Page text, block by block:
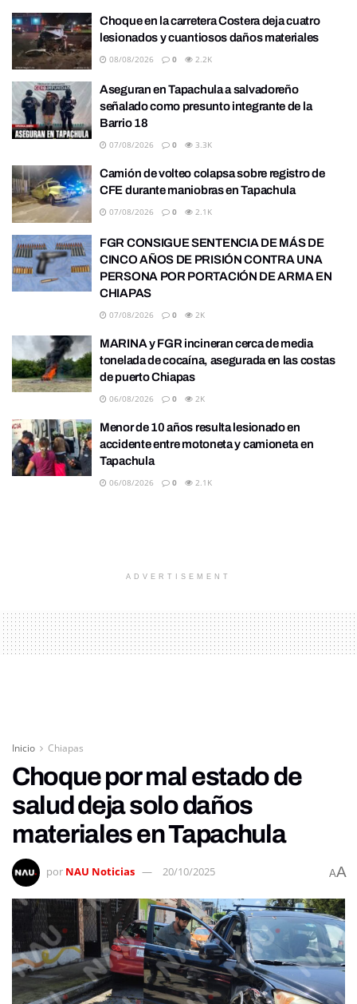
Choque en la carretera Costera deja cuatro
lesionados y cuantiosos daños materiales
08/08/2026 0 2.2K
Aseguran en Tapachula a salvadoreño
señalado como presunto integrante de la
Barrio 18
07/08/2026 0 3.3K
Camión de volteo colapsa sobre registro de
CFE durante maniobras en Tapachula
07/08/2026 0 2.1K
FGR CONSIGUE SENTENCIA DE MÁS DE
CINCO AÑOS DE PRISIÓN CONTRA UNA
PERSONA POR PORTACIÓN DE ARMA EN
CHIAPAS
07/08/2026 0 2K
MARINA y FGR incineran cerca de media
tonelada de cocaína, asegurada en las costas
de puerto Chiapas
06/08/2026 0 2K
Menor de 10 años resulta lesionado en
accidente entre motoneta y camioneta en
Tapachula
06/08/2026 0 2.1K
ADVERTISEMENT
Inicio Chiapas
Choque por mal estado de
salud deja solo daños
materiales en Tapachula
por NAU Noticias 20/10/2025 AA